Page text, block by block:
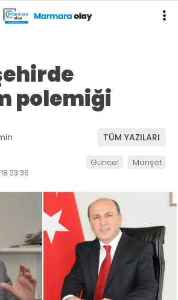
polemiği
TÜM YAZILARI
23:36
Güncel Manşet